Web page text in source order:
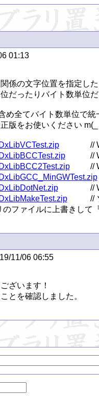
01:13
係の文字位置を指定し
だったりバイト数単位
め全てバイト数単位で統
版をお使いください m(_
//
ファイルに上書きして
11/06 06:55
ざいます！
とを確認しました。